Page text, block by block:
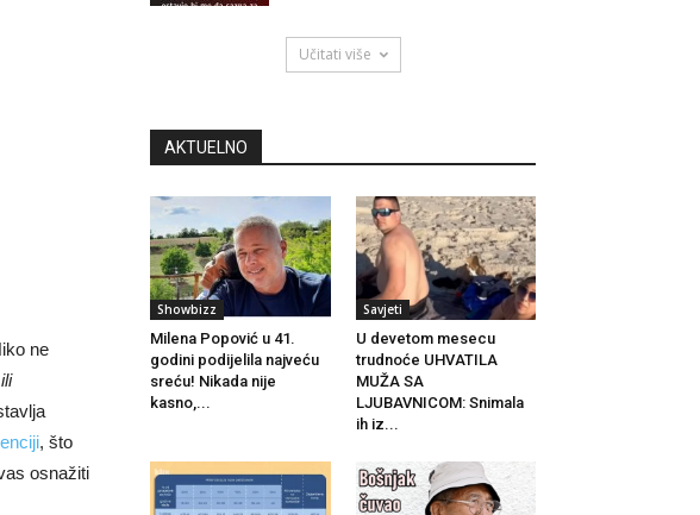
ne
, što
osnažiti
Učitati više
AKTUELNO
Showbizz
Milena Popović u 41.
godini podijelila najveću
sreću! Nikada nije
kasno,...
Savjeti
U devetom mesecu
trudnoće UHVATILA
MUŽA SA
LJUBAVNICOM: Snimala
ih iz...